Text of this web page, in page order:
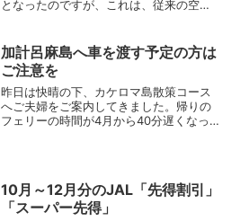
となったのですが、これは、従来の空港
運行となっていますので、従来の空港連
絡バスのルートと佐仁線の...
加計呂麻島へ車を渡す予定の方は
ご注意を
昨日は快晴の下、カケロマ島散策コース
へご夫婦をご案内してきました。帰りの
フェリーの時間が4月から40分遅くなっ
10月～12月分のJAL「先得割引」
「スーパー先得」